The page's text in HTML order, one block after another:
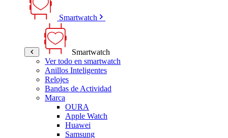
Smartwatch
Smartwatch
Ver todo en smartwatch
Anillos Inteligentes
Relojes
Bandas de Actividad
Marca
OURA
Apple Watch
Huawei
Samsung